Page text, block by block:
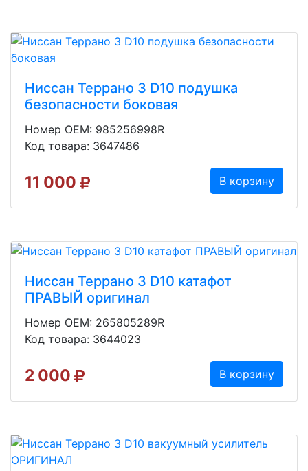
Ниссан Террано 3 D10 подушка
безопасности боковая
Номер OEM: 985256998R
Код товара: 3647486
11 000 В корзину
Ниссан Террано 3 D10 катафот
ПРАВЫЙ оригинал
Номер OEM: 265805289R
Код товара: 3644023
2 000 В корзину